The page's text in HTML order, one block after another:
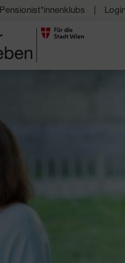
Pensionist*innenklubs